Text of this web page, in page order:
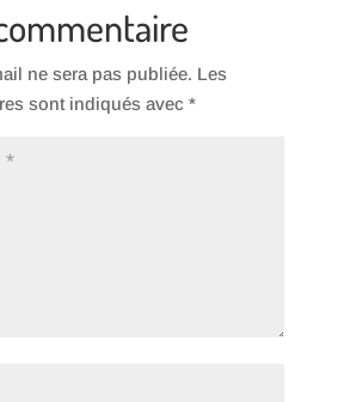
ne sera pas publiée. Les
sont indiqués avec *